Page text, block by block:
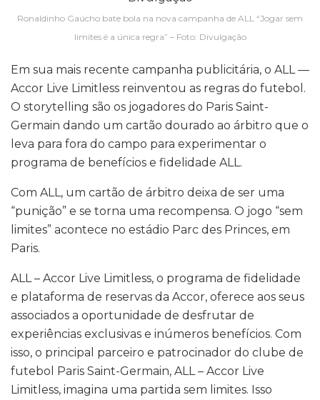
Ronaldinho Gaúcho bate bola na nova campanha de ALL “Jogar sem
limites é a única regra” – Foto: Divulgação
Em sua mais recente campanha publicitária, o ALL —
Accor Live Limitless reinventou as regras do futebol.
O storytelling são os jogadores do Paris Saint-
Germain dando um cartão dourado ao árbitro que o
leva para fora do campo para experimentar o
programa de benefícios e fidelidade ALL.
Com ALL, um cartão de árbitro deixa de ser uma
“punição” e se torna uma recompensa. O jogo “sem
limites” acontece no estádio Parc des Princes, em
Paris.
ALL – Accor Live Limitless, o programa de fidelidade
e plataforma de reservas da Accor, oferece aos seus
associados a oportunidade de desfrutar de
experiências exclusivas e inúmeros benefícios. Com
isso, o principal parceiro e patrocinador do clube de
futebol Paris Saint-Germain, ALL – Accor Live
Limitless, imagina uma partida sem limites. Isso